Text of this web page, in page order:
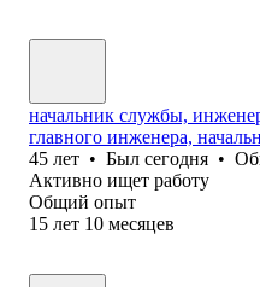
начальник службы,
главного инженера,
45 лет • Был сегодня •
Активно ищет работу
Общий опыт
15 лет 10 месяцев